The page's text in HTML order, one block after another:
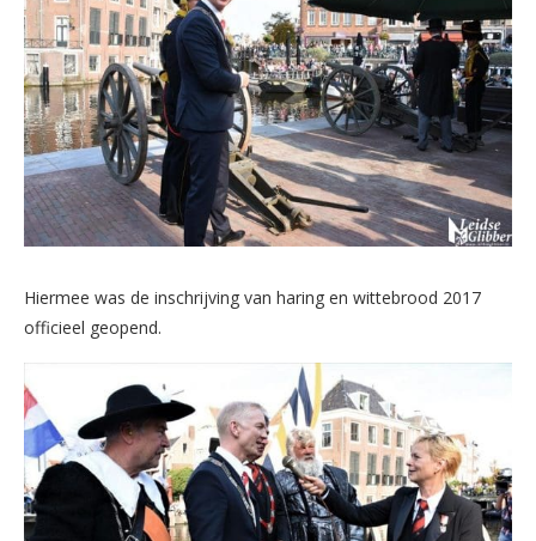
Hiermee was de inschrijving van haring en wittebrood 2017
officieel geopend.